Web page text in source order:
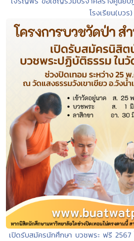
โรงเรียน(บวร)
เปิดรับสมัครนักศึกษา บวชพระ ฟรี 2567